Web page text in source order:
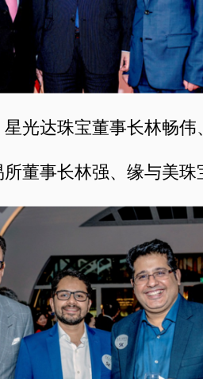
星光达珠宝董事长林畅伟
董事长林强、缘与美珠